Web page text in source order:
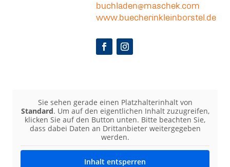
buchladen@maschek.com
www.buecherinkleinborstel.de
Sie sehen gerade einen Platzhalterinhalt von
Standard. Um auf den eigentlichen Inhalt zuzugreifen,
klicken Sie auf den Button unten. Bitte beachten Sie,
dass dabei Daten an Drittanbieter weitergegeben
werden.
Inhalt entsperren